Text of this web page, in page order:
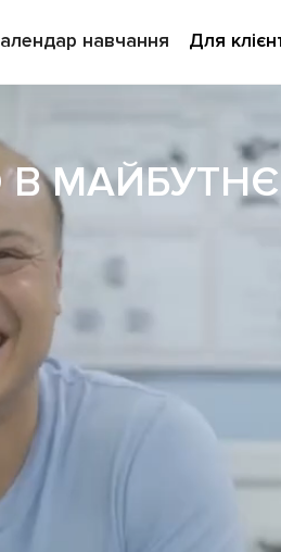
навчання Для